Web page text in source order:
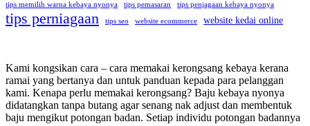
tips memilih warna kebaya nyonya
tips pemasaran tips penjagaan kebaya nyonya
tips perniagaan tips seo website ecommerce website kedai online
Kami kongsikan cara – cara memakai kerongsang kebaya kerana
ramai yang bertanya dan untuk panduan kepada para pelanggan
kami. Kenapa perlu memakai kerongsang? Baju kebaya nyonya
didatangkan tanpa butang agar senang nak adjust dan membentuk
baju mengikut potongan badan. Setiap individu potongan badannya